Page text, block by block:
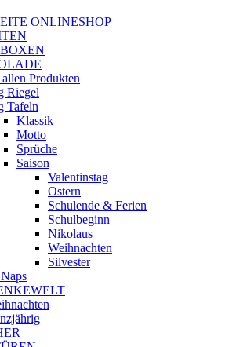
ONLINESHOP
Produkten
Riegel
Tafeln
Klassik
Motto
Sprüche
Saison
Valentinstag
Ostern
Schulende & Ferien
Schulbeginn
Nikolaus
Weihnachten
Silvester